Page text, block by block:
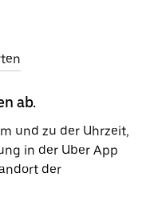
ab.
und zu der Uhrzeit,
in der Uber App
der